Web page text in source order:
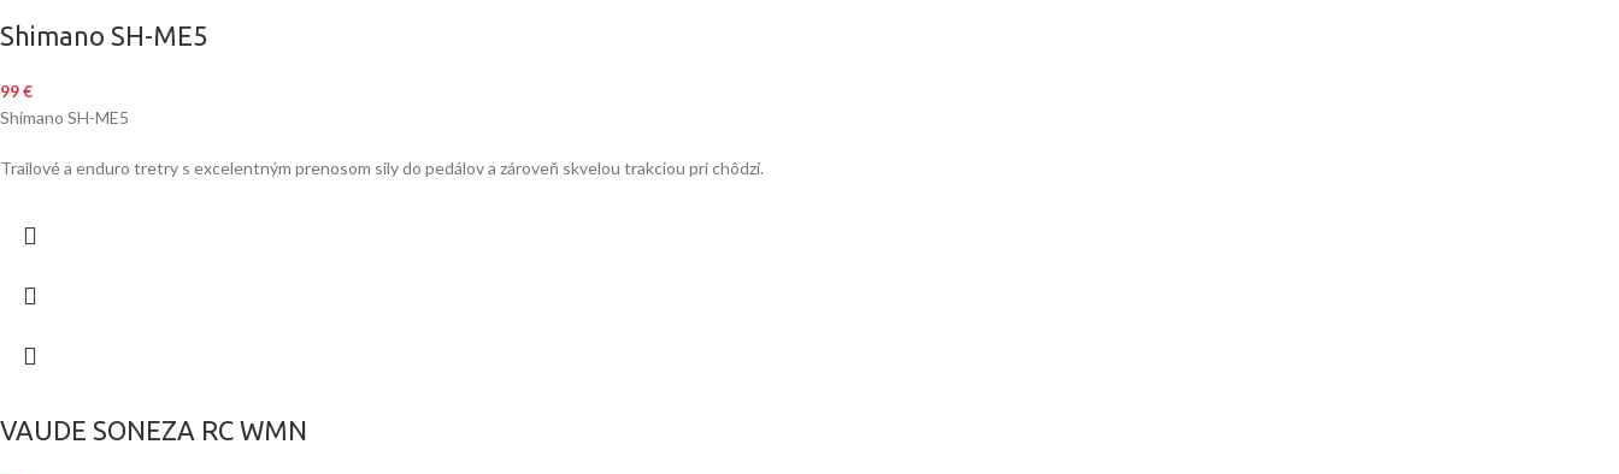
Shimano SH-ME5
99€
Shimano SH-ME5
Trailové a enduro tretry s excelentným prenosom sily do pedálov a zároveň skvelou trakciou pri chôdzi.
VAUDE SONEZA RC WMN